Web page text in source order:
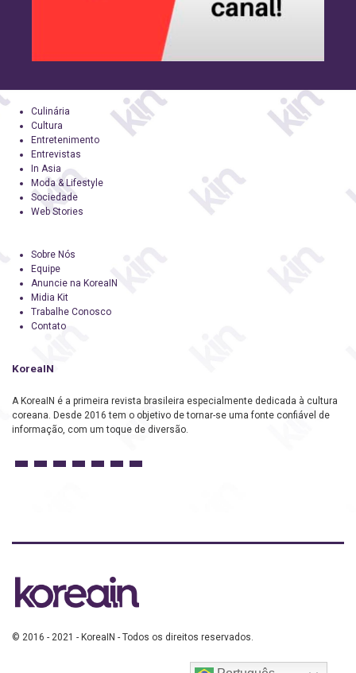
Culinária
Cultura
Entretenimento
Entrevistas
In Asia
Moda & Lifestyle
Sociedade
Web Stories
Sobre Nós
Equipe
Anuncie na KoreaIN
Midia Kit
Trabalhe Conosco
Contato
KoreaIN
A KoreaIN é a primeira revista brasileira especialmente dedicada à cultura
coreana. Desde 2016 tem o objetivo de tornar-se uma fonte confiável de
informação, com um toque de diversão.
© 2016 - 2021 - KoreaIN - Todos os direitos reservados.